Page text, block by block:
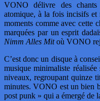
VONO délivre des chants
atomique, à la fois incisifs et
moments comme avec cette
marquées par un esprit
Nimm Alles Mitoù VONO
C’est donc un disque à
musique minimaliste
niveaux, regroupant quinze
minutes. VONO est un bien
post punk » qui a émergé de